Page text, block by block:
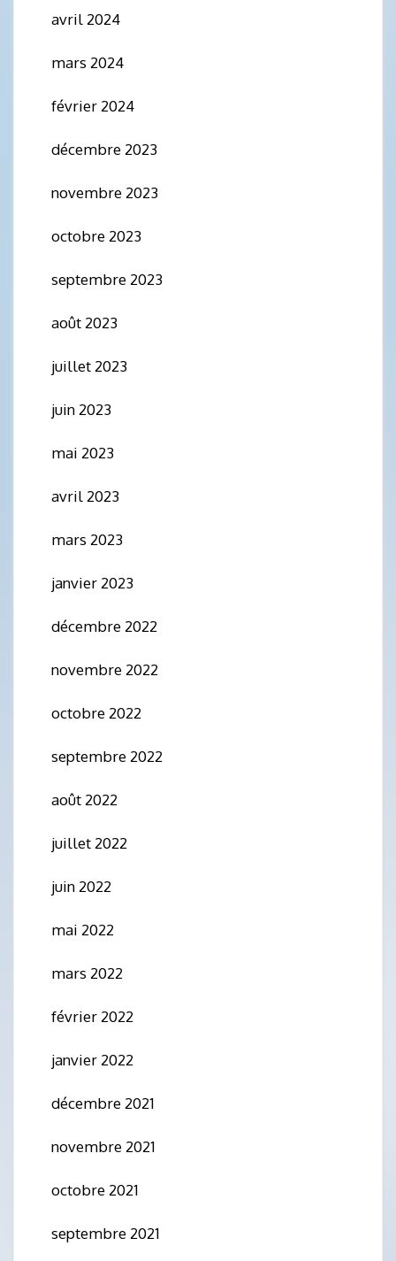
avril 2024
mars 2024
février 2024
décembre 2023
novembre 2023
octobre 2023
septembre 2023
août 2023
juillet 2023
juin 2023
mai 2023
avril 2023
mars 2023
janvier 2023
décembre 2022
novembre 2022
octobre 2022
septembre 2022
août 2022
juillet 2022
juin 2022
mai 2022
mars 2022
février 2022
janvier 2022
décembre 2021
novembre 2021
octobre 2021
septembre 2021